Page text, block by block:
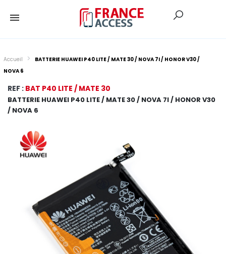
Accueil
BATTERIE HUAWEI P40 LITE / MATE 30 / NOVA 7I / HONOR V30 /
NOVA 6
REF : BAT P40 LITE / MATE 30
BATTERIE HUAWEI P40 LITE / MATE 30 / NOVA 7I / HONOR V30
/ NOVA 6